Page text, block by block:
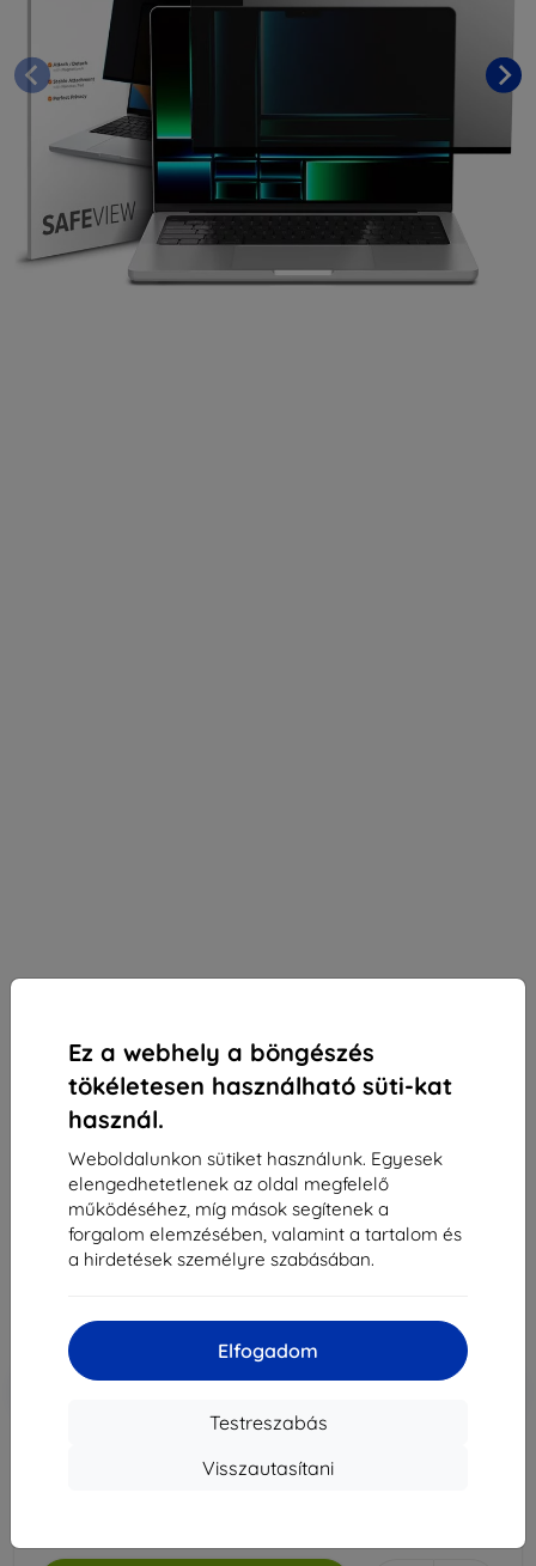
Ez a webhely a böngészés
tökéletesen használható süti-kat
használ.
Weboldalunkon sütiket használunk. Egyesek
elengedhetetlenek az oldal megfelelő
működéséhez, míg mások segítenek a
forgalom elemzésében, valamint a tartalom és
a hirdetések személyre szabásában.
Elfogadom
Testreszabás
Visszautasítani
Spigen SafeView 1 csomag - MacBook Pro 14" M3
2024/M2 2023/M1 2021 (AFL06158)
Alkalmas: Apple MacBook Pro 14
Leírás és specifikáció
18 289 Ft
Ár ÁFA nelkül
-10% Kedvezmény kuponnalEXTRA10 Kosárba
Utolsó darab raktáron